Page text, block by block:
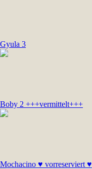
Gyula 3
Boby 2 +++vermittelt+++
Mochacino ♥ vorreserviert ♥